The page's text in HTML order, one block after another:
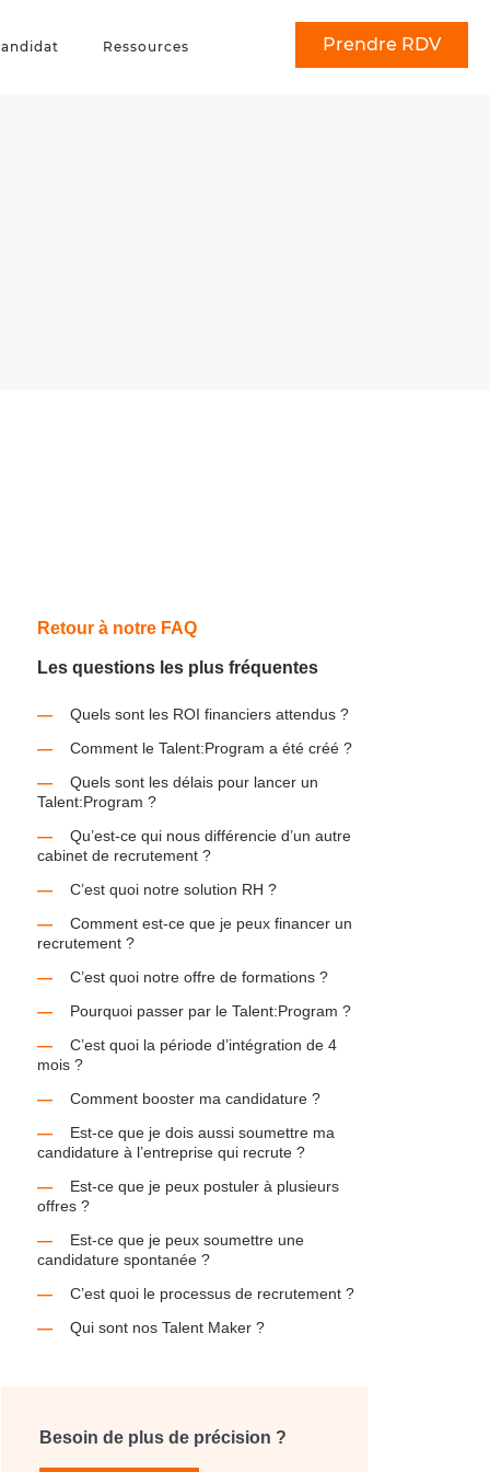
Prendre RDV
Ressources
Retour à notre FAQ
Les questions les plus fréquentes
Quels sont les ROI financiers attendus ?
Comment le Talent:Program a été créé ?
Quels sont les délais pour lancer un
Talent:Program ?
Qu’est-ce qui nous différencie d’un autre
cabinet de recrutement ?
C’est quoi notre solution RH ?
Comment est-ce que je peux financer un
recrutement ?
C’est quoi notre offre de formations ?
Pourquoi passer par le Talent:Program ?
C’est quoi la période d’intégration de 4
mois ?
Comment booster ma candidature ?
Est-ce que je dois aussi soumettre ma
candidature à l’entreprise qui recrute ?
Est-ce que je peux postuler à plusieurs
offres ?
Est-ce que je peux soumettre une
candidature spontanée ?
C’est quoi le processus de recrutement ?
Qui sont nos Talent Maker ?
Besoin de plus de précision ?